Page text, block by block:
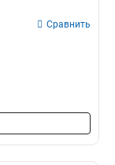
Сравнить